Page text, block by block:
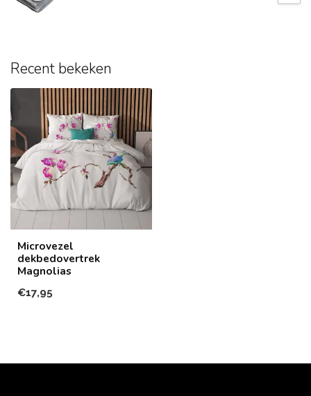
Recent bekeken
Microvezel
dekbedovertrek
Magnolias
€17,95